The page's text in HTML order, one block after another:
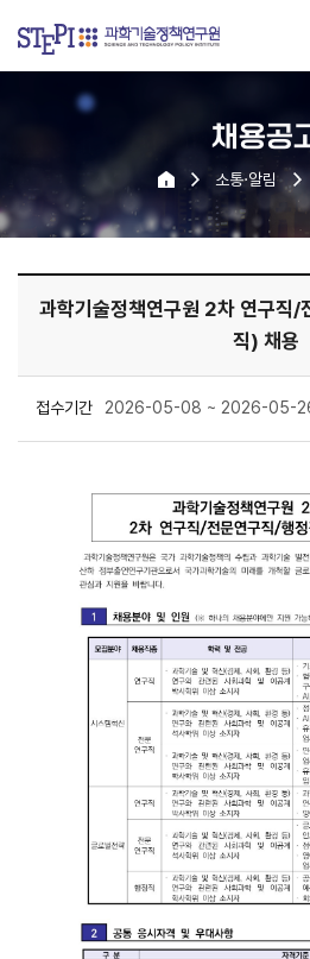
채용공
소통·알림
과학기술정책연구원 2차 연구직/
직) 채용
접수기간 2026-05-08 ~ 2026-05-